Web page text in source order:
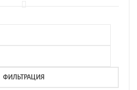
ФИЛЬТРАЦИЯ